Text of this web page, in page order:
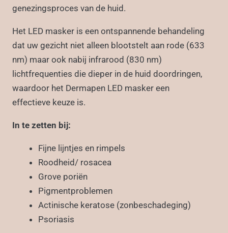
genezingsproces van de huid.
Het LED masker is een ontspannende behandeling
dat uw gezicht niet alleen blootstelt aan rode (633
nm) maar ook nabij infrarood (830 nm)
lichtfrequenties die dieper in de huid doordringen,
waardoor het Dermapen LED masker een
effectieve keuze is.
In te zetten bij:
Fijne lijntjes en rimpels
Roodheid/ rosacea
Grove poriën
Pigmentproblemen
Actinische keratose (zonbeschadeging)
Psoriasis